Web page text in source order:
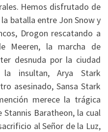
Hemos disfrutado de
batalla entre Jon Snow y
Drogon rescatando a
Meeren, la marcha de
desnuda por la ciudad
la insultan, Arya Stark
asesinado, Sansa Stark
merece la trágica
Baratheon, la cual
al Señor de la Luz,